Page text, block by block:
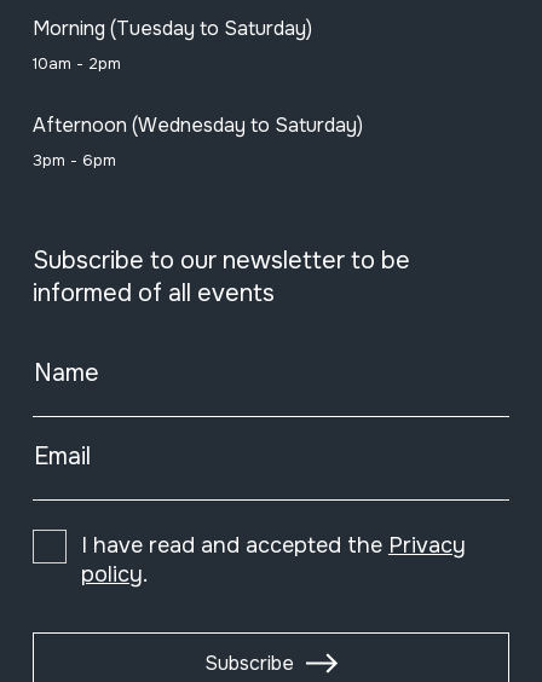
Morning (Tuesday to Saturday)
10am - 2pm
Afternoon (Wednesday to Saturday)
3pm - 6pm
Subscribe to our newsletter to be
informed of all events
Name
Email
I have read and accepted the Privacy
policy.
Subscribe